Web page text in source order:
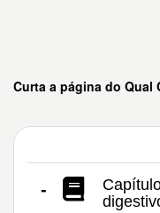
Curta a página do Qual
-